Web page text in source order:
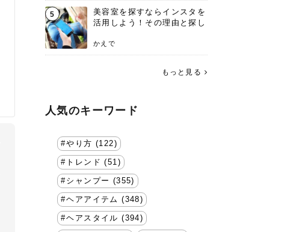
5
美容室を探すならインスタを
活用しよう！その理由と探し
かえで
もっと見る
人気のキーワード
やり方 (122)
トレンド (51)
シャンプー (355)
ヘアアイテム (348)
ヘアスタイル (394)